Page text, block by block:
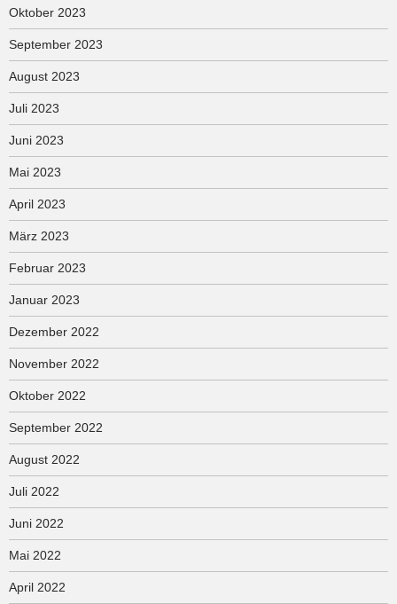
Oktober 2023
September 2023
August 2023
Juli 2023
Juni 2023
Mai 2023
April 2023
März 2023
Februar 2023
Januar 2023
Dezember 2022
November 2022
Oktober 2022
September 2022
August 2022
Juli 2022
Juni 2022
Mai 2022
April 2022